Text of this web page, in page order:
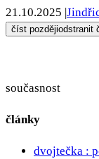
21.10.2025
číst pozdějiodstranit
současnost
články
dvojtečka :